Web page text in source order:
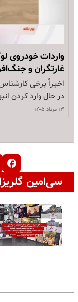
واردات خودروی
غارتگران و
اخیراً برخی
در حال وارد کردن
هم وسط جنگ و
نان و آب و دارو
سعید لیلاز
۱۳ مرداد ۱۴۰۵
سی‌امین